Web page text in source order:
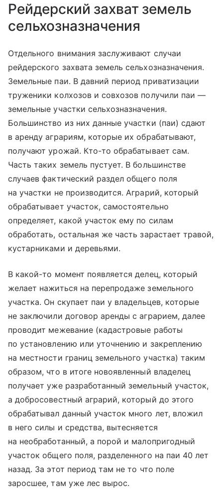
Рейдерский захват земель
сельхозназначения
Отдельного внимания заслуживают случаи
рейдерского захвата земель сельхозназначения.
Земельные паи. В давний период приватизации
труженики колхозов и совхозов получили паи —
земельные участки сельхозназначения.
Большинство из них данные участки (паи) сдают
в аренду аграриям, которые их обрабатывают,
получают урожай. Кто-то обрабатывает сам.
Часть таких земель пустует. В большинстве
случаев фактический раздел общего поля
на участки не производится. Аграрий, который
обрабатывает участок, самостоятельно
определяет, какой участок ему по силам
обработать, остальная же часть зарастает травой,
кустарниками и деревьями.
В какой-то момент появляется делец, который
желает нажиться на перепродаже земельного
участка. Он скупает паи у владельцев, которые
не заключили договор аренды с аграрием, далее
проводит межевание (кадастровые работы
по установлению или уточнению и закреплению
на местности границ земельного участка) таким
образом, что в итоге новоявленный владелец
получает уже разработанный земельный участок,
а добросовестный аграрий, который до этого
обрабатывал данный участок много лет, вложил
в него силы и средства, вытесняется
на необработанный, а порой и малопригодный
участок общего поля, разделенного на паи 40 лет
назад. За этот период там не то что поле
заросшее, там уже лес вырос.